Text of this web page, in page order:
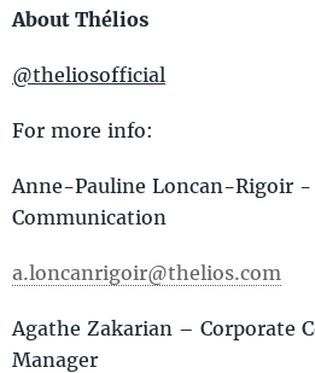
About Thélios
@theliosofficial
For more info:
Anne-Pauline Loncan-Rigoir -
Communication
a.loncanrigoir@thelios.com
Agathe Zakarian – Corporate
Manager